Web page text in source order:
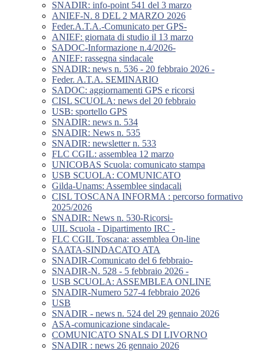
SNADIR: info-point 541 del 3 marzo
ANIEF-N. 8 DEL 2 MARZO 2026
Feder.A.T.A.-Comunicato per GPS-
ANIEF: giornata di studio il 13 marzo
SADOC-Informazione n.4/2026-
ANIEF: rassegna sindacale
SNADIR: news n. 536 - 20 febbraio 2026 -
Feder. A.T.A. SEMINARIO
SADOC: aggiornamenti GPS e ricorsi
CISL SCUOLA: news del 20 febbraio
USB: sportello GPS
SNADIR: news n. 534
SNADIR: News n. 535
SNADIR: newsletter n. 533
FLC CGIL: assemblea 12 marzo
UNICOBAS Scuola: comunicato stampa
USB SCUOLA: COMUNICATO
Gilda-Unams: Assemblee sindacali
CISL TOSCANA INFORMA : percorso formativo
2025/2026
SNADIR: News n. 530-Ricorsi-
UIL Scuola - Dipartimento IRC -
FLC CGIL Toscana: assemblea On-line
SAATA-SINDACATO ATA
SNADIR-Comunicato del 6 febbraio-
SNADIR-N. 528 - 5 febbraio 2026 -
USB SCUOLA: ASSEMBLEA ONLINE
SNADIR-Numero 527-4 febbraio 2026
USB
SNADIR - news n. 524 del 29 gennaio 2026
ASA-comunicazione sindacale-
COMUNICATO SNALS DI LIVORNO
SNADIR : news 26 gennaio 2026